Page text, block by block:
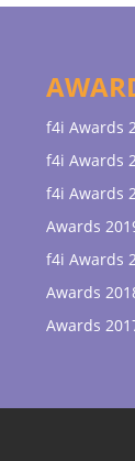
f4i Awards
f4i Awards
f4i Awards
Awards
f4i Awards
Awards
Awards